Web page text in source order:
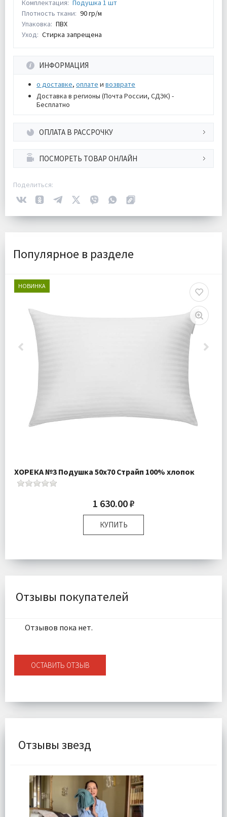
Комплектация: Подушка 1 шт
Плотность ткани: 90 гр/м
Упаковка: ПВХ
Уход: Стирка запрещена
ИНФОРМАЦИЯ
о доставке, оплате и возврате
Доставка в регионы (Почта России, СДЭК) -
Бесплатно
ОПЛАТА В РАССРОЧКУ
ПОСМОРЕТЬ ТОВАР ОНЛАЙН
Поделиться:
Популярное в разделе
НОВИНКА
ХОРЕКА №3 Подушка 50х70 Страйп 100% хлопок
1 630.00 ₽
КУПИТЬ
Наполнитель:
100% искусственный лебяжий пух
Доставка:
Отзывы покупателей
Отзывов пока нет.
ОСТАВИТЬ ОТЗЫВ
Отзывы звезд